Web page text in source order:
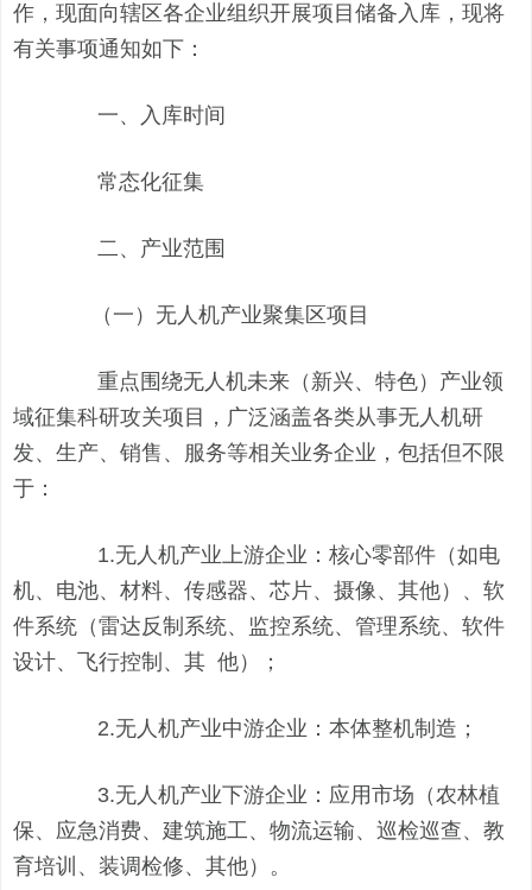
作，现面向辖区各企业组织开展项目储备入库，现将
有关事项通知如下：
一、入库时间
常态化征集
二、产业范围
（一）无人机产业聚集区项目
重点围绕无人机未来（新兴、特色）产业领
域征集科研攻关项目，广泛涵盖各类从事无人机研
发、生产、销售、服务等相关业务企业，包括但不限
于：
1.无人机产业上游企业：核心零部件（如电
机、电池、材料、传感器、芯片、摄像、其他）、软
件系统（雷达反制系统、监控系统、管理系统、软件
设计、飞行控制、其 他）；
2.无人机产业中游企业：本体整机制造；
3.无人机产业下游企业：应用市场（农林植
保、应急消费、建筑施工、物流运输、巡检巡查、教
育培训、装调检修、其他）。